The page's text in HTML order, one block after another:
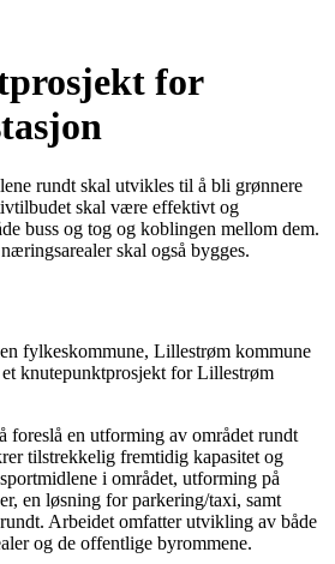
for
rundt skal utvikles til å bli grønnere
skal være effektivt og
buss og tog og koblingen mellom dem.
skal også bygges.
fylkeskommune, Lillestrøm kommune
knutepunktprosjekt for Lillestrøm
foreslå en utforming av området rundt
tilstrekkelig fremtidig kapasitet og
i området, utforming på
en løsning for parkering/taxi, samt
Arbeidet omfatter utvikling av både
og de offentlige byrommene.